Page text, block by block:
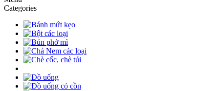
Categories